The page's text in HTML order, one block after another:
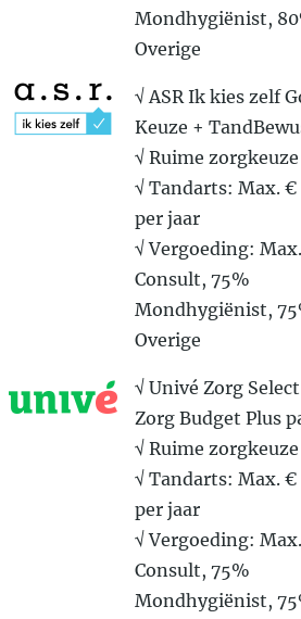
Mondhygiënist,
Overige
√ ASR Ik kies zelf
Keuze +
√ Ruime zorgkeuze
√ Tandarts: Max.
per jaar
√ Vergoeding:
Consult, 75%
Mondhygiënist,
Overige
√ Univé Zorg
Zorg Budget Plus
√ Ruime zorgkeuze
√ Tandarts: Max.
per jaar
√ Vergoeding:
Consult, 75%
Mondhygiënist,